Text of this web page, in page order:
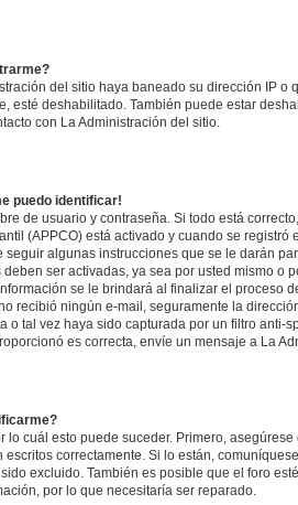
del sitio haya baneado su dirección IP o
esté deshabilitado. También puede estar
con La Administración del sitio.
puedo identificar!
de usuario y contraseña. Si todo está
(APPCO) está activado y cuando se
seguir algunas instrucciones que se le darán
ser activadas, ya sea por usted mismo o
se le brindará al finalizar el proceso
recibió ningún e-mail, seguramente la
o tal vez haya sido capturada por un filtro anti-
es correcta, envíe un mensaje a La
lo cuál esto puede suceder. Primero,
escritos correctamente. Si lo están,
excluido. También es posible que el foro
por lo que necesitaría ser reparado.